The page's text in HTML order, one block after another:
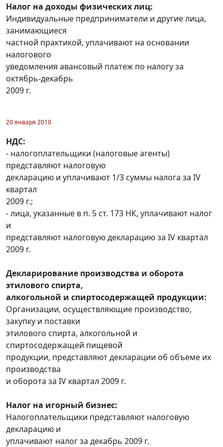
Налог на доходы физических лиц:
Индивидуальные предприниматели и другие лица,
занимающиеся
частной практикой, уплачивают на основании
налогового
уведомления авансовый платеж по налогу за
октябрь-декабрь
2009 г.
20 января 2010
НДС:
- налогоплательщики (налоговые агенты)
представляют налоговую
декларацию и уплачивают 1/3 суммы налога за IV
квартал
2009 г.;
- лица, указанные в п. 5 ст. 173 НК, уплачивают налог
и
представляют налоговую декларацию за IV квартал
2009 г.
Декларирование производства и оборота
этилового спирта,
алкогольной и спиртосодержащей продукции:
Организации, осуществляющие производство,
закупку и поставки
этилового спирта, алкогольной и
спиртосодержащей пищевой
продукции, представляют декларации об объеме их
производства
и оборота за IV квартал 2009 г.
Налог на игорный бизнес:
Налогоплательщики представляют налоговую
декларацию и
уплачивают налог за декабрь 2009 г.